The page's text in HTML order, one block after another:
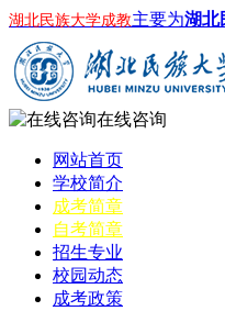
湖北民族大学成教主要为湖北
在线咨询
网站首页
学校简介
成考简章
自考简章
招生专业
校园动态
成考政策